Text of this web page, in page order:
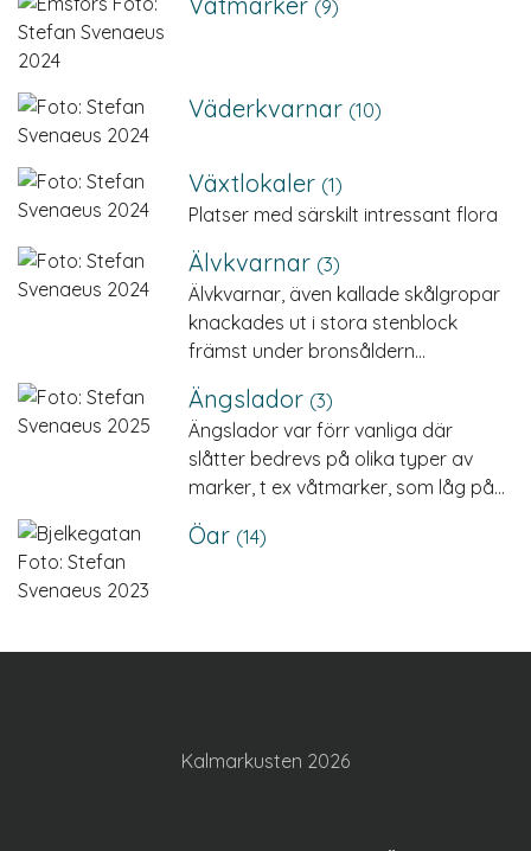
(9)
Väderkvarnar (10)
Växtlokaler (1)
Platser med särskilt intressant flora
Älvkvarnar (3)
Älvkvarnar, även kallade skålgropar
knackades ut i stora stenblock
främst under bronsåldern…
Ängslador (3)
Ängslador var förr vanliga där
slåtter bedrevs på olika typer av
marker, t ex våtmarker, som låg på…
Öar (14)
Kalmarkusten 2026